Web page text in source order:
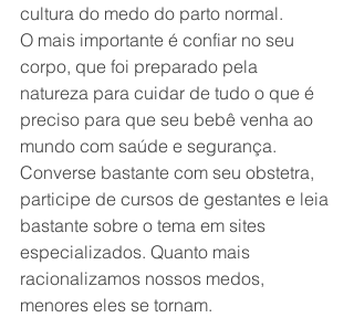
cultura do medo do parto normal.
O mais importante é confiar no seu
corpo, que foi preparado pela
natureza para cuidar de tudo o que é
preciso para que seu bebê venha ao
mundo com saúde e segurança.
Converse bastante com seu obstetra,
participe de cursos de gestantes e leia
bastante sobre o tema em sites
especializados. Quanto mais
racionalizamos nossos medos,
menores eles se tornam.